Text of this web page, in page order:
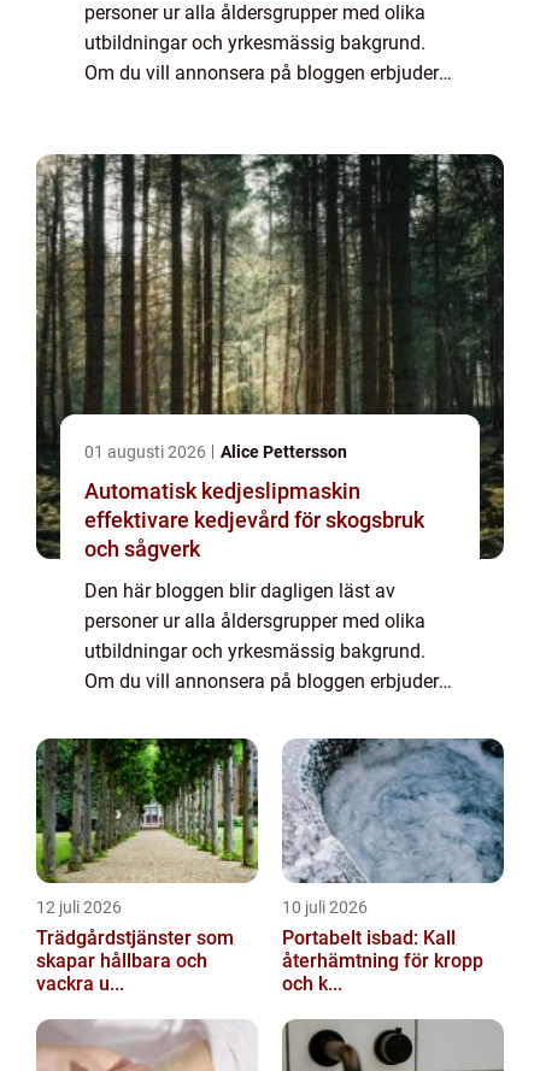
personer ur alla åldersgrupper med olika
utbildningar och yrkesmässig bakgrund.
Om du vill annonsera på bloggen erbjuder
redaktionen så...
01 augusti 2026 Alice Pettersson
Automatisk kedjeslipmaskin
effektivare kedjevård för skogsbruk
och sågverk
Den här bloggen blir dagligen läst av
personer ur alla åldersgrupper med olika
utbildningar och yrkesmässig bakgrund.
Om du vill annonsera på bloggen erbjuder
endast ett av alternativen. Kontakta
redaktionen så...
12 juli 2026
Trädgårdstjänster som
skapar hållbara och
vackra u...
10 juli 2026
Portabelt isbad: Kall
återhämtning för kropp
och k...